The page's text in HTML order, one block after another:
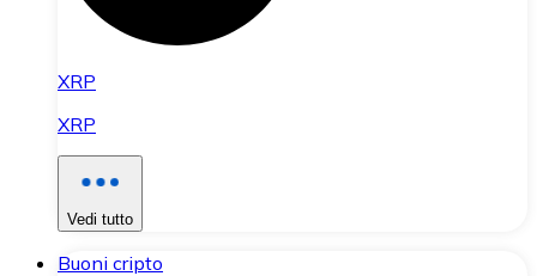
XRP
XRP
Vedi tutto
Buoni cripto